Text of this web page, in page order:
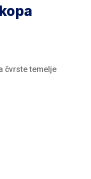
čvrste temelje